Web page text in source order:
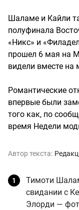
Шаламе и Кайли
полуфинала
«Никс» и
прошел 6 мая на
видели вместе на
Романтические
впервые были
того как, по
время Недели
Автор текста:
Тимоти
свидании с
Элорди —